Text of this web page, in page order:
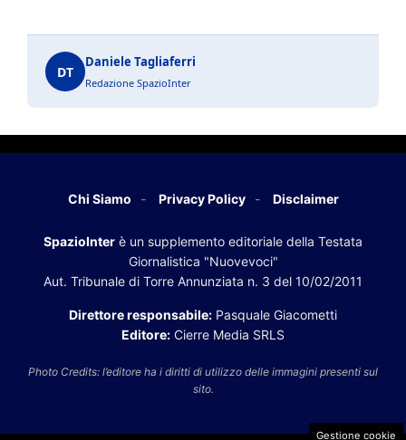
DT
Daniele Tagliaferri
Redazione SpazioInter
Chi Siamo Privacy Policy Disclaimer
SpazioInter è un supplemento editoriale della Testata
Giornalistica "Nuovevoci"
Aut. Tribunale di Torre Annunziata n. 3 del 10/02/2011
Direttore responsabile: Pasquale Giacometti
Editore: Cierre Media SRLS
Photo Credits: l’editore ha i diritti di utilizzo delle immagini presenti sul
sito.
Gestione cookie